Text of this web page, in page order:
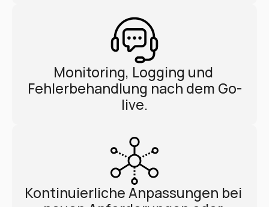
Monitoring, Logging und
Fehlerbehandlung nach dem Go-
live.
Kontinuierliche Anpassungen bei